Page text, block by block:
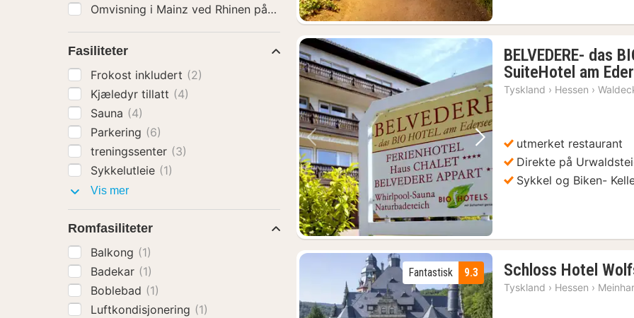
Forrige bilde Neste bilde
BELVEDERE- das
SuiteHotel am
Tyskland › Hessen ›
utmerket restaurant
Direkte på
Sykkel og Biken-
9.3
Fantastisk Schloss Hotel
Tyskland › Hessen ›
Omvisning i Mainz ved Rhinen på tysk og engelsk
Fasiliteter
Frokost inkludert (2)
Kjæledyr tillatt (4)
Sauna (4)
Parkering (6)
treningssenter (3)
Sykkelutleie (1)
Vis merFasiliteter
Romfasiliteter
Balkong (1)
Badekar (1)
Boblebad (1)
Luftkondisjonering (1)